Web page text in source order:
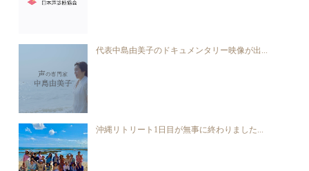
代表中島由美子のドキュメンタリー映像が出...
沖縄リトリート1日目が無事に終わりました...